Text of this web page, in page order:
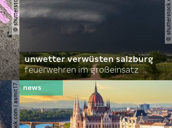
unwetter verwüsten salzburg
feuerwehren im großeinsatz